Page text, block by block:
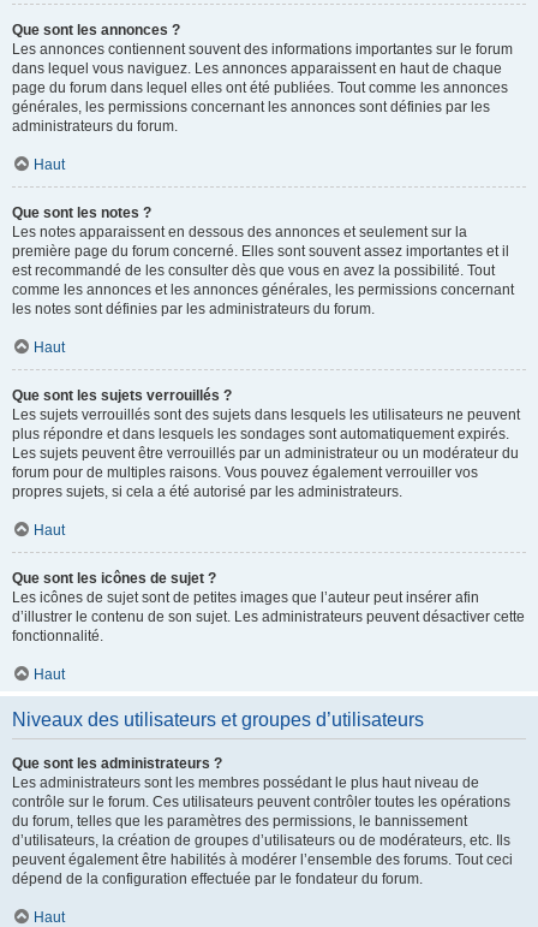
Que sont les annonces ?
Les annonces contiennent souvent des informations importantes sur le forum
dans lequel vous naviguez. Les annonces apparaissent en haut de chaque
page du forum dans lequel elles ont été publiées. Tout comme les annonces
générales, les permissions concernant les annonces sont définies par les
administrateurs du forum.
Haut
Que sont les notes ?
Les notes apparaissent en dessous des annonces et seulement sur la
première page du forum concerné. Elles sont souvent assez importantes et il
est recommandé de les consulter dès que vous en avez la possibilité. Tout
comme les annonces et les annonces générales, les permissions concernant
les notes sont définies par les administrateurs du forum.
Haut
Que sont les sujets verrouillés ?
Les sujets verrouillés sont des sujets dans lesquels les utilisateurs ne peuvent
plus répondre et dans lesquels les sondages sont automatiquement expirés.
Les sujets peuvent être verrouillés par un administrateur ou un modérateur du
forum pour de multiples raisons. Vous pouvez également verrouiller vos
propres sujets, si cela a été autorisé par les administrateurs.
Haut
Que sont les icônes de sujet ?
Les icônes de sujet sont de petites images que l’auteur peut insérer afin
d’illustrer le contenu de son sujet. Les administrateurs peuvent désactiver cette
fonctionnalité.
Haut
Niveaux des utilisateurs et groupes d’utilisateurs
Que sont les administrateurs ?
Les administrateurs sont les membres possédant le plus haut niveau de
contrôle sur le forum. Ces utilisateurs peuvent contrôler toutes les opérations
du forum, telles que les paramètres des permissions, le bannissement
d’utilisateurs, la création de groupes d’utilisateurs ou de modérateurs, etc. Ils
peuvent également être habilités à modérer l’ensemble des forums. Tout ceci
dépend de la configuration effectuée par le fondateur du forum.
Haut